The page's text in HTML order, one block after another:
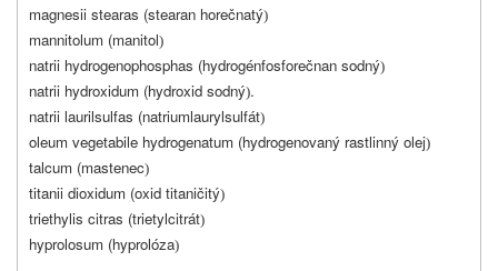
magnesii stearas (stearan horečnatý)
mannitolum (manitol)
natrii hydrogenophosphas (hydrogénfosforečnan sodný)
natrii hydroxidum (hydroxid sodný).
natrii laurilsulfas (natriumlaurylsulfát)
oleum vegetabile hydrogenatum (hydrogenovaný rastlinný olej)
talcum (mastenec)
titanii dioxidum (oxid titaničitý)
triethylis citras (trietylcitrát)
hyprolosum (hyprolóza)